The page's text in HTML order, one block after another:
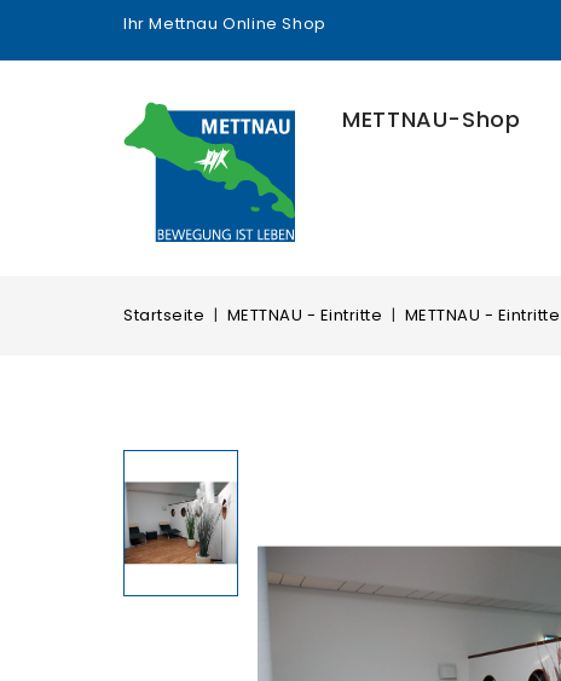
Ihr Mettnau Online Shop
METTNAU-Shop
Startseite METTNAU - Eintritte METTNAU - Eintritte